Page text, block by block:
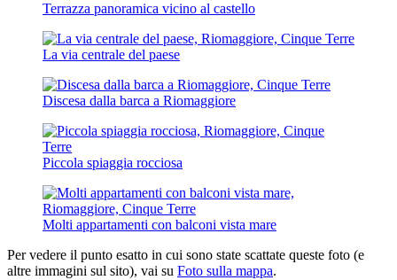
Terrazza panoramica vicino al castello
La via centrale del paese
Discesa dalla barca a Riomaggiore
Piccola spiaggia rocciosa
Molti appartamenti con balconi vista mare
Per vedere il punto esatto in cui sono state scattate queste foto (e
altre immagini sul sito), vai su Foto sulla mappa.